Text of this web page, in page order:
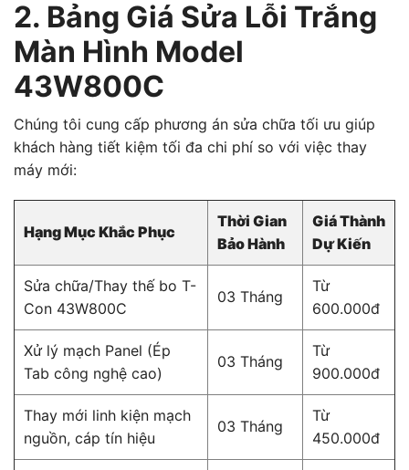
2. Bảng Giá Sửa Lỗi Trắng
Màn Hình Model
43W800C
Chúng tôi cung cấp phương án sửa chữa tối ưu giúp
khách hàng tiết kiệm tối đa chi phí so với việc thay
máy mới:
Hạng Mục Khắc Phục
Thời Gian
Bảo Hành
Giá Thành
Dự Kiến
Sửa chữa/Thay thế bo T-
Con 43W800C
03 Tháng
Từ
600.000đ
Xử lý mạch Panel (Ép
Tab công nghệ cao)
03 Tháng
Từ
900.000đ
Thay mới linh kiện mạch
nguồn, cáp tín hiệu
03 Tháng
Từ
450.000đ